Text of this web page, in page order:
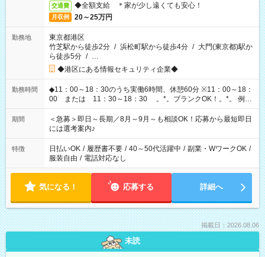
交通費 ◆全額支給 ＊家が少し遠くても安心！
月収例 20～25万円
勤務地
東京都港区
竹芝駅から徒歩2分 / 浜松町駅から徒歩4分 / 大門(東京都)駅か
ら徒歩5分 / …
◆港区にある情報セキュリティ企業◆
勤務時間
◆11：00～18：30のうち実働6時間、休憩60分 ※11：00～18：
00 または 11：30～18：30 。*。ブランクOK！。*。 例え
ば前職が、 在宅/財団法人/事務/コールセンター/受付/販売/カフェ
スタッフ スイーツ販売/ホテルフロント/化粧品販売/など 様々な
業界から入社して活躍されています♪
期間
＜急募＞即日～長期／8月～9月～も相談OK！応募から最短即日
には選考案内♪
特徴 日払いOK / 履歴書不要 / 40～50代活躍中 / 副業・WワークOK /
服装自由 / 電話対応なし
気になる！ 応募する 詳細へ
掲載日：2026.08.06
未読